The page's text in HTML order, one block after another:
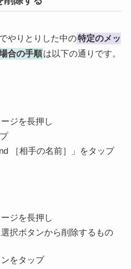
やりとりした中の特定のメッ
合の手順は以下の通りです。
ジを長押し
［相手の名前］」をタップ
ジを長押し
択ボタンから削除するもの
をタップ